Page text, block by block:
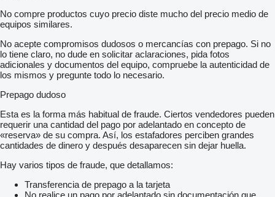
No compre productos cuyo precio diste mucho del precio medio de
equipos similares.
No acepte compromisos dudosos o mercancías con prepago. Si no
lo tiene claro, no dude en solicitar aclaraciones, pida fotos
adicionales y documentos del equipo, compruebe la autenticidad de
los mismos y pregunte todo lo necesario.
Prepago dudoso
Esta es la forma más habitual de fraude. Ciertos vendedores pueden
requerir una cantidad del pago por adelantado en concepto de
«reserva» de su compra. Así, los estafadores perciben grandes
cantidades de dinero y después desaparecen sin dejar huella.
Hay varios tipos de fraude, que detallamos:
Transferencia de prepago a la tarjeta
No realice un pago por adelantado sin documentación que